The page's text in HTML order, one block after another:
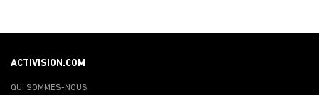
ACTIVISION.COM
QUI SOMMES-NOUS